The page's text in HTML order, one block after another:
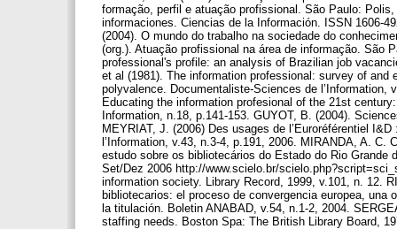
formação, perfil e atuação profissional. São Paulo:
informaciones. Ciencias de la Información. ISSN 1606-
(2004). O mundo do trabalho na sociedade do
(org.). Atuação profissional na área de informação. São
professional's profile: an analysis of Brazilian job
et al (1981). The information professional: survey of
polyvalence. Documentaliste-Sciences de
Educating the information profesional of the 21st
Information, n.18, p.141-153. GUYOT, B. (2004).
MEYRIAT, J. (2006) Des usages de l’Euroréférentiel
l’Information, v.43, n.3-4, p.191, 2006. MIRANDA, A.
estudo sobre os bibliotecários do Estado do Rio
Set/Dez 2006 http://www.scielo.br/
information society. Library Record, 1999, v.101, n. 12.
bibliotecarios: el proceso de convergencia europea,
la titulación. Boletin ANABAD, v.54, n.1-2, 2004.
staffing needs. Boston Spa: The British Library Board,